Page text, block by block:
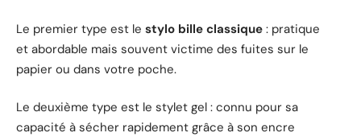
Le premier type est le stylo bille classique : pratique
et abordable mais souvent victime des fuites sur le
papier ou dans votre poche.
Le deuxième type est le stylet gel : connu pour sa
capacité à sécher rapidement grâce à son encre